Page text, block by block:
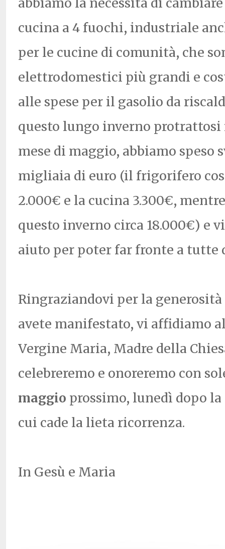
cucina a 4 fuochi, industriale
per le cucine di comunità, che
elettrodomestici più grandi e
alle spese per il gasolio da
questo lungo inverno protrattosi
mese di maggio, abbiamo speso
migliaia di euro (il frigorifero
2.000€ e la cucina 3.300€,
questo inverno circa 18.000€) e
aiuto per poter far fronte a tutte
Ringraziandovi per la generosità
avete manifestato, vi affidiamo
Vergine Maria, Madre della
celebreremo e onoreremo con
maggio prossimo, lunedì dopo
cui cade la lieta ricorrenza.
In Gesù e Maria